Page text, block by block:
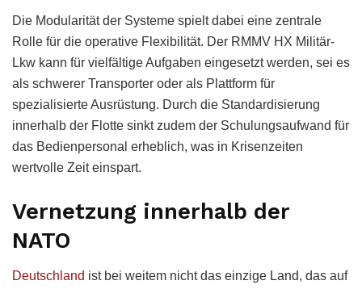
Die Modularität der Systeme spielt dabei eine zentrale
Rolle für die operative Flexibilität. Der RMMV HX Militär-
Lkw kann für vielfältige Aufgaben eingesetzt werden, sei es
als schwerer Transporter oder als Plattform für
spezialisierte Ausrüstung. Durch die Standardisierung
innerhalb der Flotte sinkt zudem der Schulungsaufwand für
das Bedienpersonal erheblich, was in Krisenzeiten
wertvolle Zeit einspart.
Vernetzung innerhalb der
NATO
Deutschland ist bei weitem nicht das einzige Land, das auf